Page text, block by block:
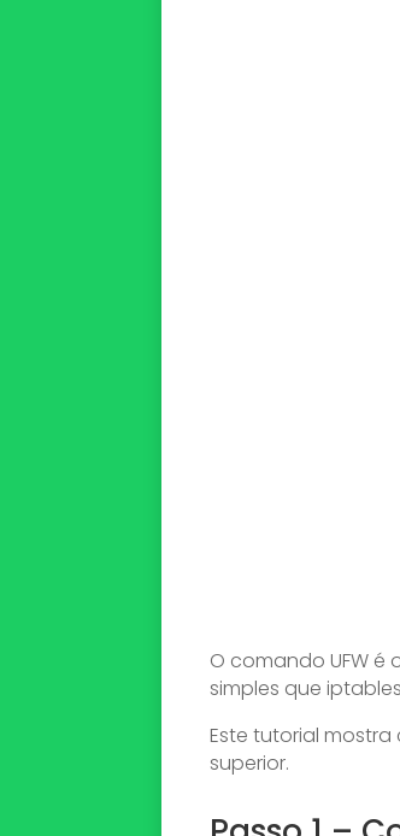
O comando UFW é
simples que
Este tutorial
superior.